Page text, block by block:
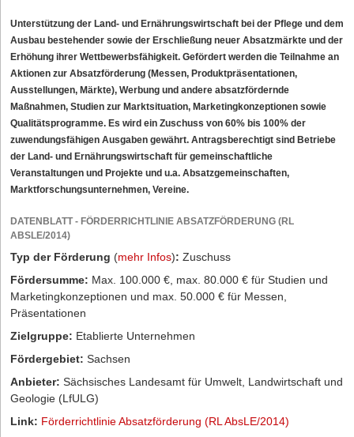
Unterstützung der Land- und Ernährungswirtschaft bei der Pflege und dem
Ausbau bestehender sowie der Erschließung neuer Absatzmärkte und der
Erhöhung ihrer Wettbewerbsfähigkeit. Gefördert werden die Teilnahme an
Aktionen zur Absatzförderung (Messen, Produktpräsentationen,
Ausstellungen, Märkte), Werbung und andere absatzfördernde
Maßnahmen, Studien zur Marktsituation, Marketingkonzeptionen sowie
Qualitätsprogramme. Es wird ein Zuschuss von 60% bis 100% der
zuwendungsfähigen Ausgaben gewährt. Antragsberechtigt sind Betriebe
der Land- und Ernährungswirtschaft für gemeinschaftliche
Veranstaltungen und Projekte und u.a. Absatzgemeinschaften,
Marktforschungsunternehmen, Vereine.
DATENBLATT - FÖRDERRICHTLINIE ABSATZFÖRDERUNG (RL
ABSLE/2014)
Typ der Förderung (mehr Infos): Zuschuss
Fördersumme: Max. 100.000 €, max. 80.000 € für Studien und
Marketingkonzeptionen und max. 50.000 € für Messen,
Präsentationen
Zielgruppe: Etablierte Unternehmen
Fördergebiet: Sachsen
Anbieter: Sächsisches Landesamt für Umwelt, Landwirtschaft und
Geologie (LfULG)
Link: Förderrichtlinie Absatzförderung (RL AbsLE/2014)